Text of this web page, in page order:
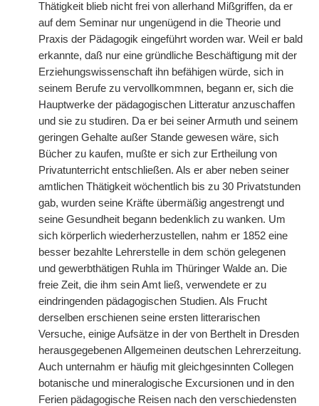
Thätigkeit blieb nicht frei von allerhand Mißgriffen, da er
auf dem Seminar nur ungenügend in die Theorie und
Praxis der Pädagogik eingeführt worden war. Weil er bald
erkannte, daß nur eine gründliche Beschäftigung mit der
Erziehungswissenschaft ihn befähigen würde, sich in
seinem Berufe zu vervollkommnen, begann er, sich die
Hauptwerke der pädagogischen Litteratur anzuschaffen
und sie zu studiren. Da er bei seiner Armuth und seinem
geringen Gehalte außer Stande gewesen wäre, sich
Bücher zu kaufen, mußte er sich zur Ertheilung von
Privatunterricht entschließen. Als er aber neben seiner
amtlichen Thätigkeit wöchentlich bis zu 30 Privatstunden
gab, wurden seine Kräfte übermäßig angestrengt und
seine Gesundheit begann bedenklich zu wanken. Um
sich körperlich wiederherzustellen, nahm er 1852 eine
besser bezahlte Lehrerstelle in dem schön gelegenen
und gewerbthätigen Ruhla im Thüringer Walde an. Die
freie Zeit, die ihm sein Amt ließ, verwendete er zu
eindringenden pädagogischen Studien. Als Frucht
derselben erschienen seine ersten litterarischen
Versuche, einige Aufsätze in der von Berthelt in Dresden
herausgegebenen Allgemeinen deutschen Lehrerzeitung.
Auch unternahm er häufig mit gleichgesinnten Collegen
botanische und mineralogische Excursionen und in den
Ferien pädagogische Reisen nach den verschiedensten